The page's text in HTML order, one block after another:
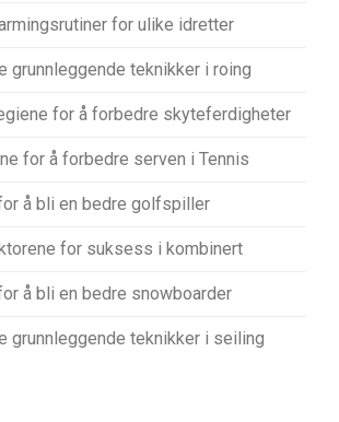
for ulike idretter
grunnleggende teknikker i roing
for å forbedre skyteferdigheter
for å forbedre serven i Tennis
å bli en bedre golfspiller
for suksess i kombinert
å bli en bedre snowboarder
grunnleggende teknikker i seiling